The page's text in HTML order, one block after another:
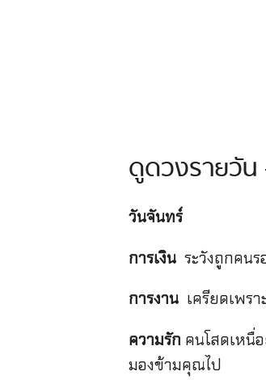
ดูดวงรายวั
วันจันทร์
การเงิน ระวังถูกคน
การงานเครียดเพรา
ความรัก คนโสดเหนื่
มองข้ามคุณไป